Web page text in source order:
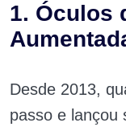
1. Óculos
Desde 2013,
passo e lançou